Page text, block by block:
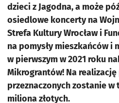
dzieci z Jagodna, a może
osiedlowe koncerty na
Strefa Kultury Wrocław i
na pomysły mieszkańców i
w pierwszym w 2021 roku
Mikrograntów! Na
przeznaczonych zostanie w
miliona złotych.